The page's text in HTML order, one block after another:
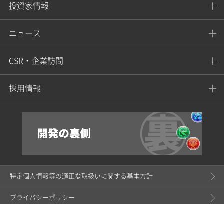
投資家情報
ニュース
CSR・企業訪問
採用情報
特定個人情報等の適正な取扱いに関する基本方針
プライバシーポリシー